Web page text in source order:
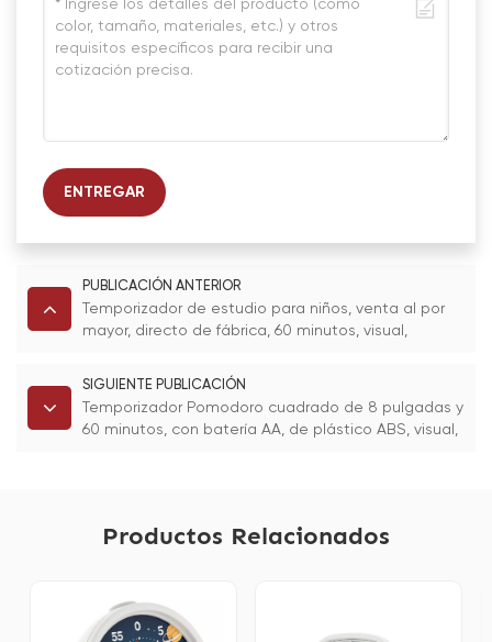
ENTREGAR
PUBLICACIÓN ANTERIOR
Temporizador de estudio para niños, venta al por
mayor, directo de fábrica, 60 minutos, visual,
SIGUIENTE PUBLICACIÓN
Temporizador Pomodoro cuadrado de 8 pulgadas y
60 minutos, con batería AA, de plástico ABS, visual,
Productos Relacionados